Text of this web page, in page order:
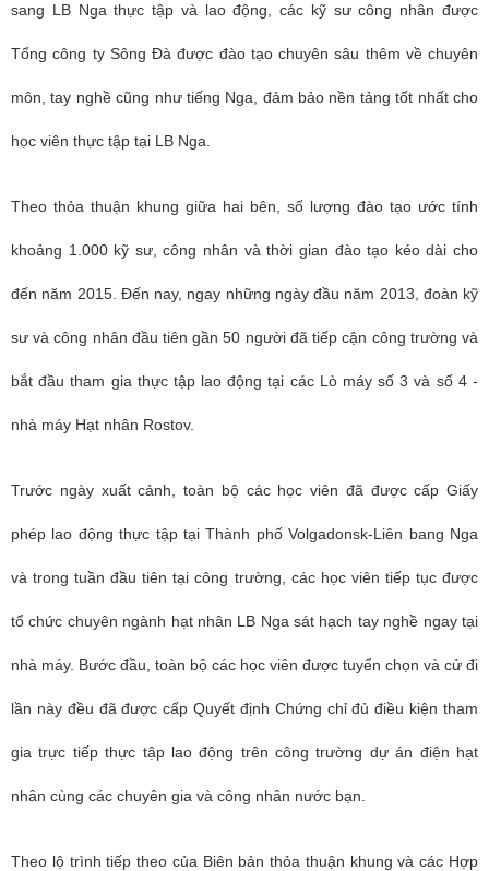
sang LB Nga thực tập và lao động, các kỹ sư công nhân được
Tổng công ty Sông Đà được đào tạo chuyên sâu thêm về chuyên
môn, tay nghề cũng như tiếng Nga, đảm bảo nền tảng tốt nhất cho
học viên thực tập tại LB Nga.
Theo thỏa thuận khung giữa hai bên, số lượng đào tạo ước tính
khoảng 1.000 kỹ sư, công nhân và thời gian đào tạo kéo dài cho
đến năm 2015. Đến nay, ngay những ngày đầu năm 2013, đoàn kỹ
sư và công nhân đầu tiên gần 50 người đã tiếp cận công trường và
bắt đầu tham gia thực tập lao động tại các Lò máy số 3 và số 4 -
nhà máy Hạt nhân Rostov.
Trước ngày xuất cảnh, toàn bộ các học viên đã được cấp Giấy
phép lao động thực tập tại Thành phố Volgadonsk-Liên bang Nga
và trong tuần đầu tiên tại công trường, các học viên tiếp tục được
tổ chức chuyên ngành hạt nhân LB Nga sát hạch tay nghề ngay tại
nhà máy. Bước đầu, toàn bộ các học viên được tuyển chọn và cử đi
lần này đều đã được cấp Quyết định Chứng chỉ đủ điều kiện tham
gia trực tiếp thực tập lao động trên công trường dự án điện hạt
nhân cùng các chuyên gia và công nhân nước bạn.
Theo lộ trình tiếp theo của Biên bản thỏa thuận khung và các Hợp